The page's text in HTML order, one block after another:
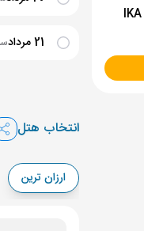
21 مرداد
23 مرداد
24 مرداد
انتخاب هتل
ارزان ترین